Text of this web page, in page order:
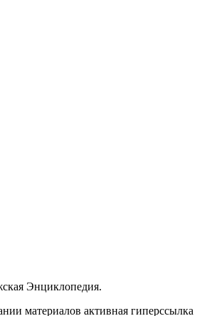
Энциклопедия.
материалов активная гиперссылка